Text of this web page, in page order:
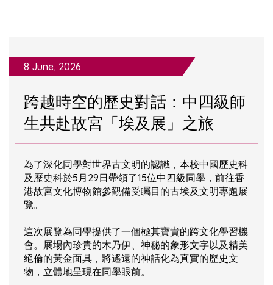
8 June, 2026
跨越時空的歷史對話：中四級師
生共赴故宮「埃及展」之旅
為了深化同學對世界古文明的認識，本校中國歷史科
及歷史科於5月29日帶領了15位中四級同學，前往香
港故宮文化博物館參觀備受矚目的古埃及文明專題展
覽。
這次展覽為同學提供了一個極其寶貴的跨文化學習機
會。展場內珍貴的木乃伊、神秘的象形文字以及精美
絕倫的黃金面具，將遙遠的神話化為真實的歷史文
物，立體地呈現在同學眼前。